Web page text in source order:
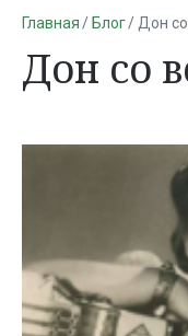
Главная Блог Дон
Дон со